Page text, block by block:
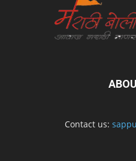
Contact us: